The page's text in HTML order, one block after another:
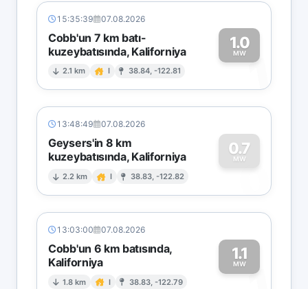
15:35:39 07.08.2026
Cobb'un 7 km batı-
kuzeybatısında, Kaliforniya
2.1 km I 38.84, -122.81
1.0
MW1
13:48:49 07.08.2026
Geysers'in 8 km
kuzeybatısında, Kaliforniya
2.2 km I 38.83, -122.82
0.7
MW
0
13:03:00 07.08.2026
Cobb'un 6 km batısında,
Kaliforniya
1.8 km I 38.83, -122.79
1.1
MW